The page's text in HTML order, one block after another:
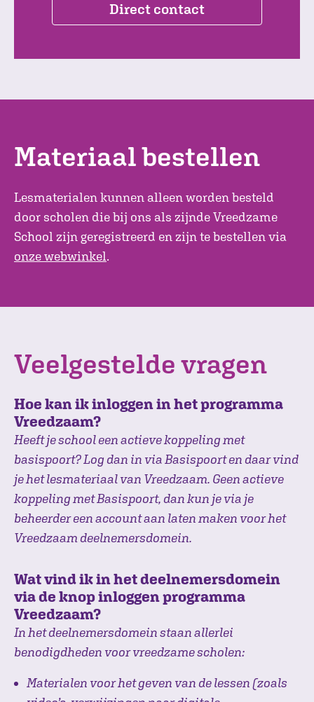
Direct contact
Materiaal bestellen
Lesmaterialen kunnen alleen worden besteld
door scholen die bij ons als zijnde Vreedzame
School zijn geregistreerd en zijn te bestellen via
onze webwinkel.
Veelgestelde vragen
Hoe kan ik inloggen in het programma
Vreedzaam?
Heeft je school een actieve koppeling met
basispoort? Log dan in via Basispoort en daar vind
je het lesmateriaal van Vreedzaam. Geen actieve
koppeling met Basispoort, dan kun je via je
beheerder een account aan laten maken voor het
Vreedzaam deelnemersdomein.
Wat vind ik in het deelnemersdomein
via de knop inloggen programma
Vreedzaam?
In het deelnemersdomein staan allerlei
benodigdheden voor vreedzame scholen:
Materialen voor het geven van de lessen (zoals